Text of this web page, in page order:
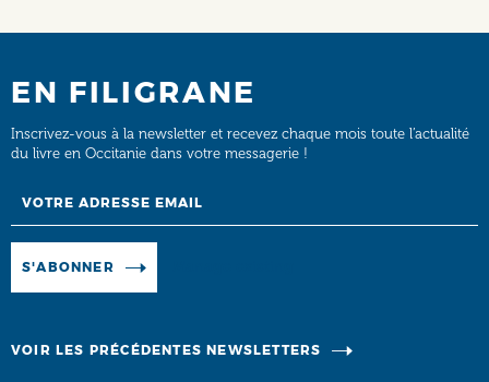
EN FILIGRANE
Inscrivez-vous à la newsletter et recevez chaque mois toute l’actualité
du livre en Occitanie dans votre messagerie !
S'ABONNER
VOIR LES PRÉCÉDENTES NEWSLETTERS